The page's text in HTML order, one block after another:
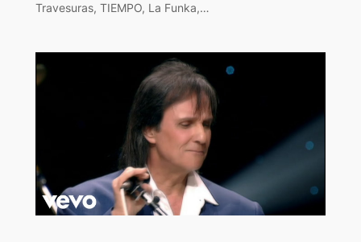
Travesuras, TIEMPO, La Funka,…